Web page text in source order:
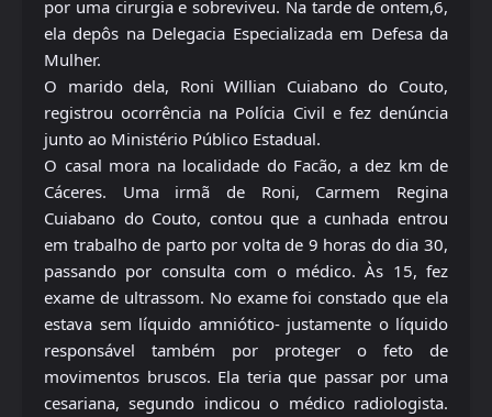
por uma cirurgia e sobreviveu. Na tarde de ontem,6,
ela depôs na Delegacia Especializada em Defesa da
Mulher.
O marido dela, Roni Willian Cuiabano do Couto,
registrou ocorrência na Polícia Civil e fez denúncia
junto ao Ministério Público Estadual.
O casal mora na localidade do Facão, a dez km de
Cáceres. Uma irmã de Roni, Carmem Regina
Cuiabano do Couto, contou que a cunhada entrou
em trabalho de parto por volta de 9 horas do dia 30,
passando por consulta com o médico. Às 15, fez
exame de ultrassom. No exame foi constado que ela
estava sem líquido amniótico- justamente o líquido
responsável também por proteger o feto de
movimentos bruscos. Ela teria que passar por uma
cesariana, segundo indicou o médico radiologista.